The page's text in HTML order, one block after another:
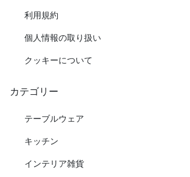
利用規約
個人情報の取り扱い
クッキーについて
カテゴリー
テーブルウェア
キッチン
インテリア雑貨